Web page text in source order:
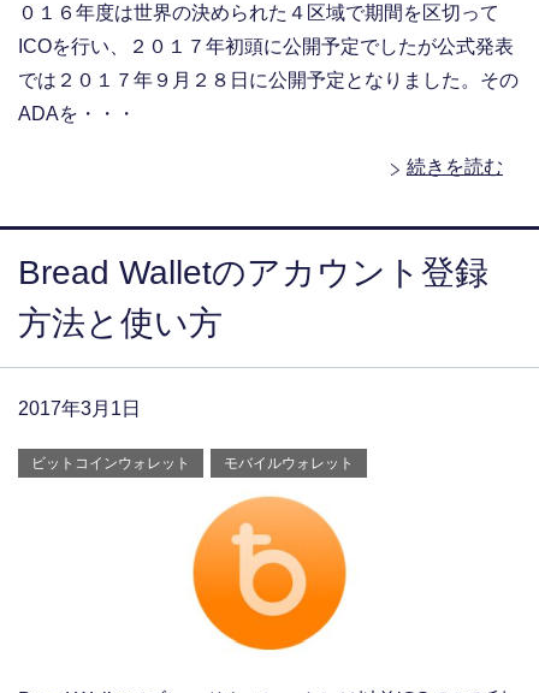
０１６年度は世界の決められた４区域で期間を区切って
ICOを行い、２０１７年初頭に公開予定でしたが公式発表
では２０１７年９月２８日に公開予定となりました。その
ADAを・・・
続きを読む
Bread Walletのアカウント登録
方法と使い方
2017年3月1日
ビットコインウォレット モバイルウォレット